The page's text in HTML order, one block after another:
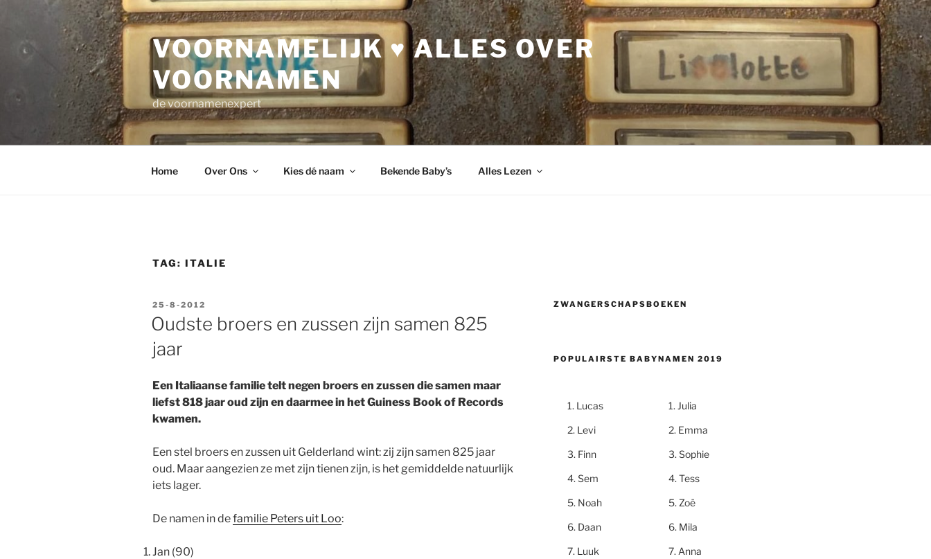
inhoud
VOORNAMELIJK ♥ ALLES OVER
VOORNAMEN
de voornamenexpert
Home Over Ons Kies dé naam Bekende Baby’s Alles Lezen
TAG: ITALIE
GEPLAATST
OP
25-8-2012
Oudste broers en zussen zijn samen 825
jaar
Een Italiaanse familie telt negen broers en zussen die samen maar
liefst 818 jaar oud zijn en daarmee in het Guiness Book of Records
kwamen.
Een stel broers en zussen uit Gelderland wint: zij zijn samen 825 jaar
oud. Maar aangezien ze met zijn tienen zijn, is het gemiddelde natuurlijk
iets lager.
De namen in defamilie Peters uit Loo:
Jan (90)
ZWANGERSCHAPSBOEKEN
POPULAIRSTE BABYNAMEN 2019
Lucas
Levi
Finn
Sem
Noah
Daan
Luuk
Julia
Emma
Sophie
Tess
Zoë
Mila
Anna